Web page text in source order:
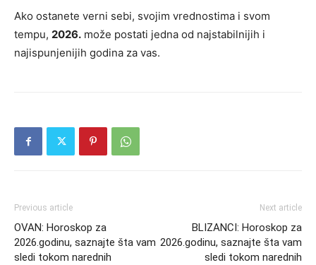
Ako ostanete verni sebi, svojim vrednostima i svom
tempu, 2026. može postati jedna od najstabilnijih i
najispunjenijih godina za vas.
Previous article
OVAN: Horoskop za
2026.godinu, saznajte šta vam
sledi tokom narednih
Next article
BLIZANCI: Horoskop za
2026.godinu, saznajte šta vam
sledi tokom narednih